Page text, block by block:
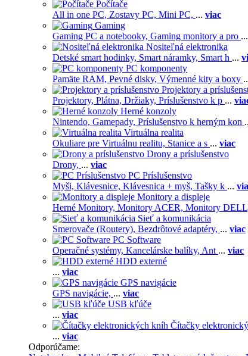
Počítače
All in one PC, Zostavy PC, Mini PC, ... viac
Gaming
Gaming PC a notebooky, Gaming monitory a pro ...
Nositeľná elektronika
Detské smart hodinky, Smart náramky, Smart h ...
PC komponenty
Pamäte RAM, Pevné disky, Výmenné kity a boxy
Projektory a
Projektory, Plátna, Držiaky, Príslušenstvo k p ...
Herné konzoly
Nintendo, Gamepady, Príslušenstvo k herným kon
Virtuálna realita
Okuliare pre Virtuálnu realitu, Stanice a s ... viac
Drony a príslušenstvo
Drony, ... viac
PC Príslušenstvo
Myši, Klávesnice, Klávesnica + myš, Tašky k ...
Monitory a displeje
Herné Monitory, Monitory ACER, Monitory
Sieť a komunikácia
Smerovače (Routery), Bezdrôtové adaptéry, ... viac
PC Software
Operačné systémy, Kancelárske balíky, Ant ... viac
HDD externé
... viac
GPS navigácie
GPS navigácie, ... viac
USB kľúče
... viac
Čítačky
... viac
Odporúčame: